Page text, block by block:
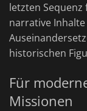
letzten
narrative
historischen
Für
Missionen